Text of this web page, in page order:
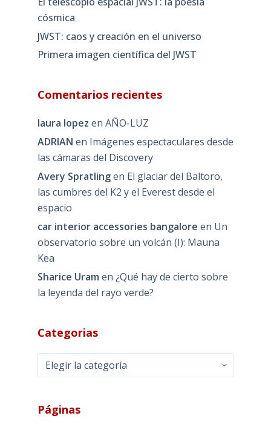
cósmica
JWST: caos y creación en el universo
Primera imagen científica del JWST
Comentarios recientes
laura lopez en AÑO-LUZ
ADRIAN en Imágenes espectaculares desde
las cámaras del Discovery
Avery Spratlingen El glaciar del Baltoro,
las cumbres del K2 y el Everest desde el
espacio
car interior accessories bangalore en Un
observatorio sobre un volcán (I): Mauna
Kea
Sharice Uram en ¿Qué hay de cierto sobre
la leyenda del rayo verde?
Categorias
Categorias
Páginas